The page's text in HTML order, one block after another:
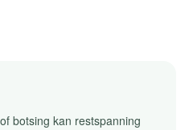
botsing kan restspanning